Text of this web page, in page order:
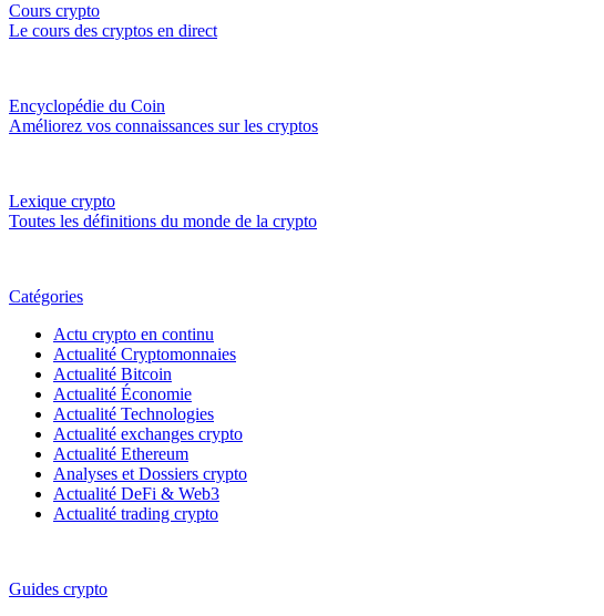
Cours crypto
Le cours des cryptos en direct
Encyclopédie du Coin
Améliorez vos connaissances sur les cryptos
Lexique crypto
Toutes les définitions du monde de la crypto
Catégories
Actu crypto en continu
Actualité Cryptomonnaies
Actualité Bitcoin
Actualité Économie
Actualité Technologies
Actualité exchanges crypto
Actualité Ethereum
Analyses et Dossiers crypto
Actualité DeFi & Web3
Actualité trading crypto
Guides crypto